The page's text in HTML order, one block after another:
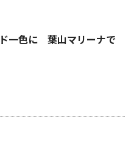
一色に 葉山マリーナで